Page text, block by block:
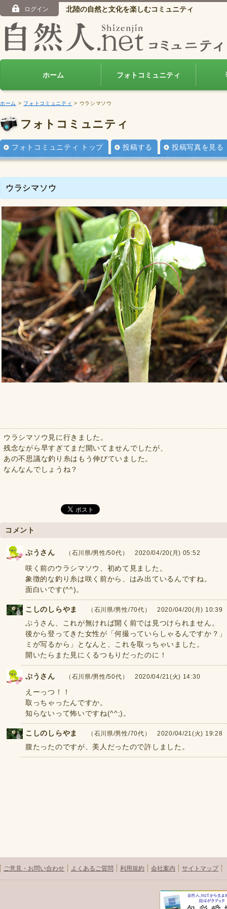
ログイン 北陸の自然と文化を楽しむコミュニティ
ホーム フォトコミュニティ
ホーム > フォトコミュニティ > ウラシマソウ
フォトコミュニティ
フォトコミュニティ トップ 投稿する 投稿写真を見る
ウラシマソウ
ウラシマソウ見に行きました。
残念ながら早すぎてまだ開いてませんでしたが、
あの不思議な釣り糸はもう伸びていました。
なんなんでしょうね？
コメント
ぷうさん （石川県/男性/50代） 2020/04/20(月) 05:52
咲く前のウラシマソウ、初めて見ました。
象徴的な釣り糸は咲く前から、はみ出ているんですね。
面白いです(^^)。
こしのしらやま （石川県/男性/70代） 2020/04/20(月) 10:39
ぷうさん、これが無ければ開く前では見つけられません。
後から登ってきた女性が「何撮っていらしゃるんですか？
ミが写るから」となんと、これを取っちゃいました。
開いたらまた見にくるつもりだったのに！
ぷうさん （石川県/男性/50代） 2020/04/21(火) 14:30
えーっつ！！
取っちゃったんですか。
知らないって怖いですね(^^;)。
こしのしらやま （石川県/男性/70代） 2020/04/21(火) 19:28
腹たったのですが、美人だったので許しました。
ご意見・お問い合わせ よくあるご質問 利用規約 会社案内 サイトマップ